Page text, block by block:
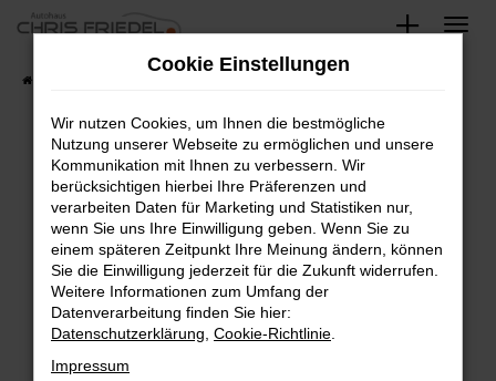
Zum
springen
Fahrzeugsuche
Fehler: Network Error
Beim Laden ist ein Fehler aufgetreten.
Hier sind ein paar Tipps, die dir helfen können:
Überprüfe deine Firewall und deine
Internetverbindung.
Laden andere Webseiten, zum Beispiel deine
Suchmaschine?
Cookie Einstellungen
Wir nutzen Cookies, um Ihnen die bestmögliche
Nutzung unserer Webseite zu ermöglichen und unsere
Kommunikation mit Ihnen zu verbessern. Wir
berücksichtigen hierbei Ihre Präferenzen und
verarbeiten Daten für Marketing und Statistiken nur,
wenn Sie uns Ihre Einwilligung geben. Wenn Sie zu
einem späteren Zeitpunkt Ihre Meinung ändern, können
Sie die Einwilligung jederzeit für die Zukunft widerrufen.
Weitere Informationen zum Umfang der
Datenverarbeitung finden Sie hier:
Datenschutzerklärung Cookie-Richtlinie
Impressum